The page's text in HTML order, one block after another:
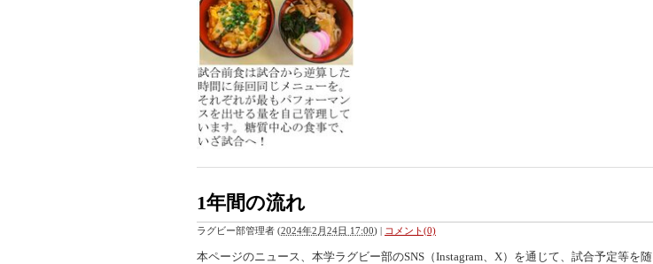
1年間の流れ
ラグビー部管理者 (2024年2月24日 17:00) | コメント(0)
本ページのニュース、本学ラグビー部のSNS（Instagram、X）を通じて、試合予定等を随